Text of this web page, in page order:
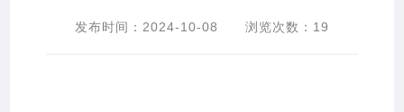
发布时间： 2024-10-08 浏览次数： 19